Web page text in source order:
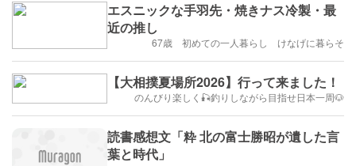
エスニックな手羽先・焼きナス冷製・最
近の推し
67歳 初めての一人暮らし けなげに暮らそ
【大相撲夏場所2026】行って来ました！
のんびり楽しく🎣釣りしながら目指せ日本一周🐶
読書感想文「粋 北の富士勝昭が遺した言
葉と時代」